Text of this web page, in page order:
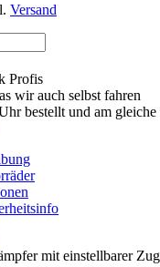
Versand
Profis
wir auch selbst fahren
bestellt und am gleiche
mit einstellbarer